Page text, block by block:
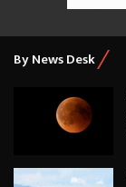
By News Desk